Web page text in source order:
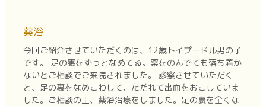
薬浴
今回ご紹介させていただくのは、12歳トイプードル男の子
です。 足の裏をずっとなめてる。薬をのんでても落ち着か
ないとご相談でご来院されました。 診察させていただく
と、足の裏をなめこわして、ただれて出血をおこしていま
した。ご相談の上、薬浴治療をしました。足の裏を全くな